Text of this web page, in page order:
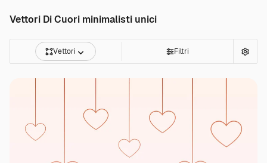
Vettori Di Cuori minimalisti unici
Vettori Filtri